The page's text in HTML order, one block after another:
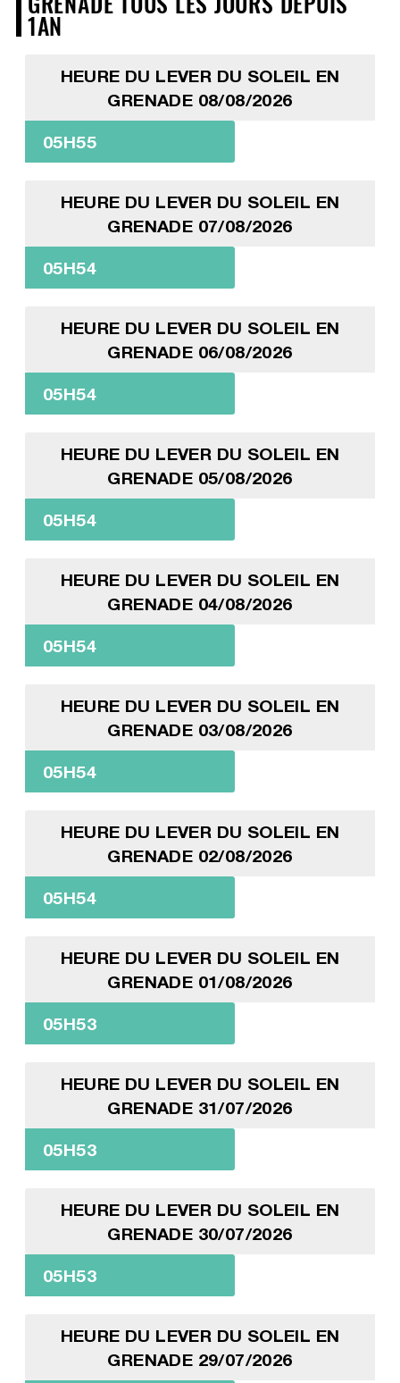
1AN
HEURE DU LEVER DU SOLEIL EN
GRENADE 08/08/2026
05H55
HEURE DU LEVER DU SOLEIL EN
GRENADE 07/08/2026
05H54
HEURE DU LEVER DU SOLEIL EN
GRENADE 06/08/2026
05H54
HEURE DU LEVER DU SOLEIL EN
GRENADE 05/08/2026
05H54
HEURE DU LEVER DU SOLEIL EN
GRENADE 04/08/2026
05H54
HEURE DU LEVER DU SOLEIL EN
GRENADE 03/08/2026
05H54
HEURE DU LEVER DU SOLEIL EN
GRENADE 02/08/2026
05H54
HEURE DU LEVER DU SOLEIL EN
GRENADE 01/08/2026
05H53
HEURE DU LEVER DU SOLEIL EN
GRENADE 31/07/2026
05H53
HEURE DU LEVER DU SOLEIL EN
GRENADE 30/07/2026
05H53
HEURE DU LEVER DU SOLEIL EN
GRENADE 29/07/2026